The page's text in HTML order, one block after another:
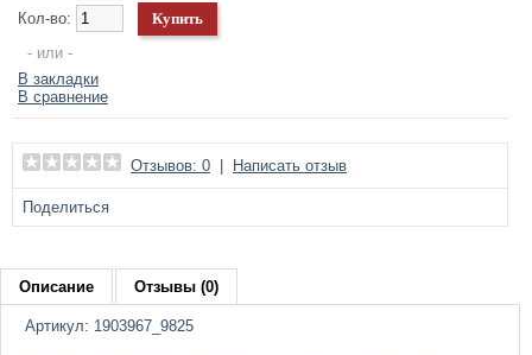
Кол-во:
- или -
В закладки
В сравнение
Отзывов: 0 Написать отзыв
Поделиться
Описание Отзывы (0)
Артикул: 1903967_9825